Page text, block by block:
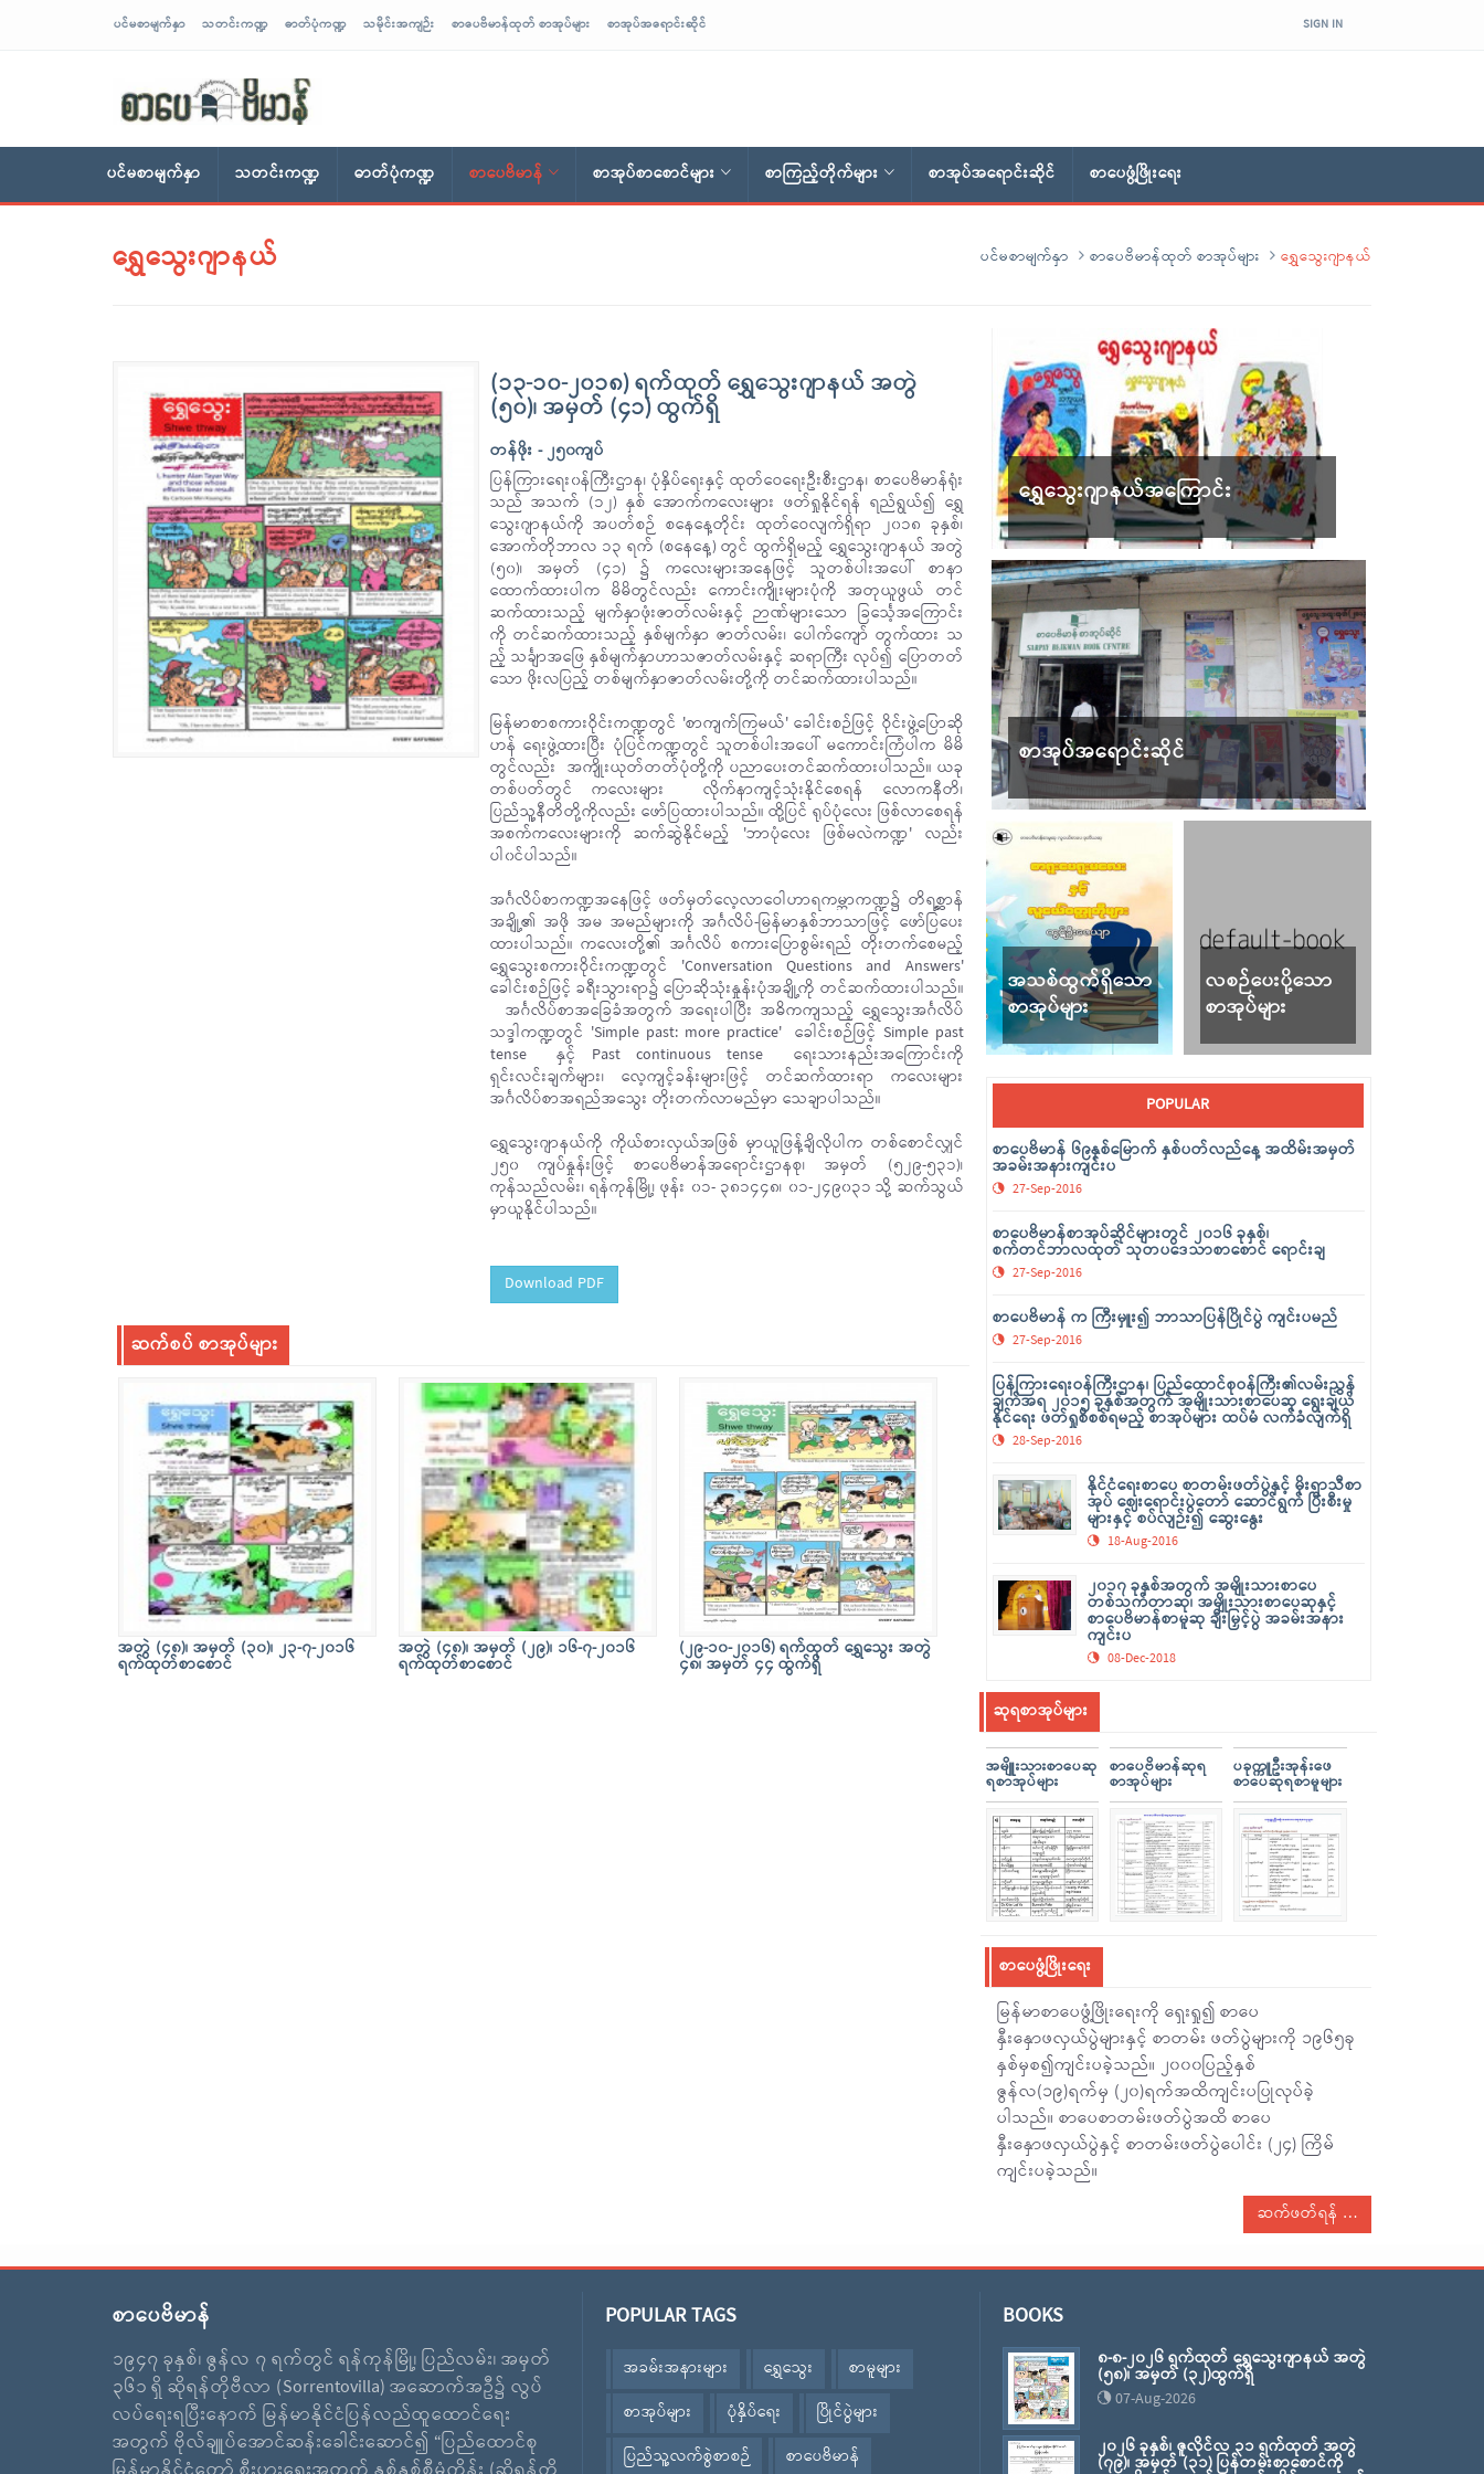
ပင်မစာမျက်နှာ သတင်းကဏ္ဍ ဓာတ်ပုံကဏ္ဍ သမိုင်းအကျဉ်း စာပေဗိမာန်ထုတ် စာအုပ်များ စာအုပ်အရောင်းဆိုင် SIGN IN
ပင်မစာမျက်နှာ သတင်းကဏ္ဍ ဓာတ်ပုံကဏ္ဍ စာပေဗိမာန် စာအုပ်စာစောင်များ စာကြည့်တိုက်များ စာအုပ်အရောင်းဆိုင် စာပေဖွံ့ဖြိုးရေး
ရွှေသွေးဂျာနယ် ပင်မစာမျက်နှာ စာပေဗိမာန်ထုတ် စာအုပ်များ ရွှေသွေးဂျာနယ်
(၁၃-၁၀-၂၀၁၈) ရက်ထုတ် ရွှေသွေးဂျာနယ် အတွဲ
(၅၀)၊ အမှတ် (၄၁) ထွက်ရှိ
တန်ဖိုး - ၂၅၀ကျပ်
ပြန်ကြားရေး၀န်ကြီးဌာန၊ ပုံနှိပ်ရေးနှင့် ထုတ်ဝေရေးဦးစီးဌာန၊ စာပေဗိမာန်ရုံး
သည် အသက် (၁၂) နှစ် အောက်ကလေးများ ဖတ်ရှုနိုင်ရန် ရည်ရွယ်၍ ရွှေ
သွေးဂျာနယ်ကို အပတ်စဉ် စနေနေ့တိုင်း ထုတ်ဝေလျက်ရှိရာ ၂၀၁၈ ခုနှစ်၊
အောက်တိုဘာလ ၁၃ ရက် (စနေနေ့) တွင် ထွက်ရှိမည့် ရွှေသွေးဂျာနယ် အတွဲ
(၅၀)၊ အမှတ် (၄၁) ၌ ကလေးများအနေဖြင့် သူတစ်ပါးအပေါ် စာနာ
ထောက်ထားပါက မိမိတွင်လည်း ကောင်းကျိုးများပုံကို အတုယူဖွယ် တင်
ဆက်ထားသည့် မျက်နှာဖုံးဇာတ်လမ်းနှင့် ဉာဏ်များသော ခြင်္သေ့အကြောင်း
ကို တင်ဆက်ထားသည့် နှစ်မျက်နှာ ဇာတ်လမ်း၊ ပေါက်ကျော် တွက်ထား သ
ည့် သင်္ချာအဖြေ နှစ်မျက်နှာဟာသဇာတ်လမ်းနှင့် ဆရာကြီး လုပ်၍ ပြောတတ်
သော ဖိုးလပြည့် တစ်မျက်နှာဇာတ်လမ်းတို့ကို တင်ဆက်ထားပါသည်။
မြန်မာစာစကားဝိုင်းကဏ္ဍတွင် 'စာကျက်ကြမယ်' ခေါင်းစဉ်ဖြင့် ဝိုင်းဖွဲ့ပြောဆို
ဟန် ရေးဖွဲ့ထားပြီး ပုံပြင်ကဏ္ဍတွင် သူတစ်ပါးအပေါ် မကောင်းကြံပါက မိမိ
တွင်လည်း အကျိုးယုတ်တတ်ပုံတို့ကို ပညာပေးတင်ဆက်ထားပါသည်။ ယခု
တစ်ပတ်တွင် ကလေးများ လိုက်နာကျင့်သုံးနိုင်စေရန် လောကနီတိ၊
ပြည်သူ့နီတိတို့ကိုလည်း ဖော်ပြထားပါသည်။ ထို့ပြင် ရုပ်ပုံလေး ဖြစ်လာစေရန်
အစက်ကလေးများကို ဆက်ဆွဲနိုင်မည့် 'ဘာပုံလေး ဖြစ်မလဲကဏ္ဍ' လည်း
ပါ၀င်ပါသည်။
အင်္ဂလိပ်စာကဏ္ဍအနေဖြင့် ဖတ်မှတ်လေ့လာဝေါဟာရကမ္ဘာကဏ္ဍ၌ တိရစ္ဆာန်
အချို့၏ အဖို အမ အမည်များကို အင်္ဂလိပ်-မြန်မာနှစ်ဘာသာဖြင့် ဖော်ပြပေး
ထားပါသည်။ ကလေးတို့၏ အင်္ဂလိပ် စကားပြောစွမ်းရည် တိုးတက်စေမည့်
ရွှေသွေးစကားဝိုင်းကဏ္ဍတွင် 'Conversation Questions and Answers'
ခေါင်းစဉ်ဖြင့် ခရီးသွားရာ၌ ပြောဆိုသုံးနှုန်းပုံအချို့ကို တင်ဆက်ထားပါသည်။
အင်္ဂလိပ်စာအခြေခံအတွက် အရေးပါပြီး အဓိကကျသည့် ရွှေသွေးအင်္ဂလိပ်
သဒ္ဒါကဏ္ဍတွင် 'Simple past: more practice' ခေါင်းစဉ်ဖြင့် Simple past
tense နှင့် Past continuous tense ရေးသားနည်းအကြောင်းကို
ရှင်းလင်းချက်များ၊ လေ့ကျင့်ခန်းများဖြင့် တင်ဆက်ထားရာ ကလေးများ
အင်္ဂလိပ်စာအရည်အသွေး တိုးတက်လာမည်မှာ သေချာပါသည်။
ရွှေသွေးဂျာနယ်ကို ကိုယ်စားလှယ်အဖြစ် မှာယူဖြန့်ချိလိုပါက တစ်စောင်လျှင်
၂၅၀ ကျပ်နှုန်းဖြင့် စာပေဗိမာန်အရောင်းဌာနစု၊ အမှတ် (၅၂၉-၅၃၁)၊
ကုန်သည်လမ်း၊ ရန်ကုန်မြို့၊ ဖုန်း ၀၁- ၃၈၁၄၄၈၊ ၀၁-၂၄၉၀၃၁ သို့ ဆက်သွယ်
မှာယူနိုင်ပါသည်။
Download PDF
ဆက်စပ် စာအုပ်များ
အတွဲ (၄၈)၊ အမှတ် (၃၀)၊ ၂၃-၇-၂၀၁၆
ရက်ထုတ်စာစောင်
အတွဲ (၄၈)၊ အမှတ် (၂၉)၊ ၁၆-၇-၂၀၁၆
ရက်ထုတ်စာစောင်
(၂၉-၁၀-၂၀၁၆) ရက်ထုတ် ရွှေသွေး အတွဲ
၄၈၊ အမှတ် ၄၄ ထွက်ရှိ
ရွှေသွေးဂျာနယ်အကြောင်း
စာအုပ်အရောင်းဆိုင်
အသစ်ထွက်ရှိသော
စာအုပ်များ
လစဉ်ပေးပို့သော
စာအုပ်များ
POPULAR
စာပေဗိမာန် ၆၉နှစ်မြောက် နှစ်ပတ်လည်နေ့ အထိမ်းအမှတ်
အခမ်းအနားကျင်းပ
27-Sep-2016
စာပေဗိမာန်စာအုပ်ဆိုင်များတွင် ၂၀၁၆ ခုနှစ်၊
စက်တင်ဘာလထုတ် သုတပဒေသာစာစောင် ရောင်းချ
27-Sep-2016
စာပေဗိမာန် က ကြီးမှူး၍ ဘာသာပြန်ပြိုင်ပွဲ ကျင်းပမည်
27-Sep-2016
ပြန်ကြားရေးဝန်ကြီးဌာန၊ ပြည်ထောင်စုဝန်ကြီး၏လမ်းညွှန်
ချက်အရ ၂၀၁၅ ခုနှစ်အတွက် အမျိုးသားစာပေဆု ရွေးချယ်
နိုင်ရေး ဖတ်ရှုစိစစ်ရမည့် စာအုပ်များ ထပ်မံ လက်ခံလျက်ရှိ
28-Sep-2016
နိုင်ငံရေးစာပေ စာတမ်းဖတ်ပွဲနှင့် မိုးရာသီစာ
အုပ် ဈေးရောင်းပွဲတော် ဆောင်ရွက် ပြီးစီးမှု
များနှင့် စပ်လျဉ်း၍ ဆွေးနွေး
18-Aug-2016
၂၀၁၇ ခုနှစ်အတွက် အမျိုးသားစာပေ
တစ်သက်တာဆု၊ အမျိုးသားစာပေဆုနှင့်
စာပေဗိမာန်စာမူဆု ချီးမြှင့်ပွဲ အခမ်းအနား
ကျင်းပ
08-Dec-2018
ဆုရစာအုပ်များ
အမျိူးသားစာပေဆု
ရစာအုပ်များ
စာပေဗိမာန်ဆုရ
စာအုပ်များ
ပခုက္ကူဦးအုန်းဖေ
စာပေဆုရစာမူများ
စာပေဖွံ့ဖြိုးရေး
မြန်မာစာပေဖွံ့ဖြိုးရေးကို ရှေးရှု၍ စာပေ
နှီးနှောဖလှယ်ပွဲများနှင့် စာတမ်း ဖတ်ပွဲများကို ၁၉၆၅ခု
နှစ်မှစ၍ကျင်းပခဲ့သည်။ ၂၀၀၀ပြည့်နှစ်
ဇွန်လ(၁၉)ရက်မှ (၂၀)ရက်အထိကျင်းပပြုလုပ်ခဲ့
ပါသည်။ စာပေစာတမ်းဖတ်ပွဲအထိ စာပေ
နှီးနှောဖလှယ်ပွဲနှင့် စာတမ်းဖတ်ပွဲပေါင်း (၂၄) ကြိမ်
ကျင်းပခဲ့သည်။
ဆက်ဖတ်ရန်
စာပေဗိမာန်
၁၉၄၇ ခုနှစ်၊ ဇွန်လ ၇ ရက်တွင် ရန်ကုန်မြို့၊ ပြည်လမ်း၊ အမှတ်
၃၆၁ ရှိ ဆိုရန်တိုဗီလာ (Sorrentovilla) အဆောက်အဦ၌ လွပ်
လပ်ရေးရပြီးနောက် မြန်မာနိုင်ငံပြန်လည်ထူထောင်ရေး
အတွက် ဗိုလ်ချူပ်အောင်ဆန်းခေါင်းဆောင်၍ “ပြည်ထောင်စု
POPULAR TAGS
အခမ်းအနားများ ရွှေသွေး
စာမူများ
စာအုပ်များ
ပုံနှိပ်ရေး
ပြိုင်ပွဲများ
ပြည်သူ့လက်စွဲစာစဉ်
စာပေဗိမာန်
BOOKS
၈-၈-၂၀၂၆ ရက်ထုတ် ရွှေသွေးဂျာနယ် အတွဲ
(၅၈)၊ အမှတ် (၃၂)ထွက်ရှိ
07-Aug-2026
၂၀၂၆ ခုနှစ်၊ ဇူလိုင်လ ၃၁ ရက်ထုတ် အတွဲ
(၇၉)၊ အမှတ် (၃၁) ပြန်တမ်းစာစောင်ကို